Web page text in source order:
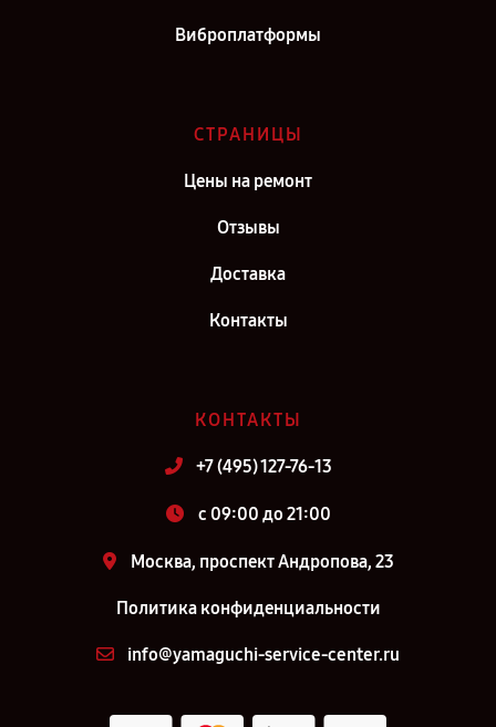
Виброплатформы
СТРАНИЦЫ
Цены на ремонт
Отзывы
Доставка
Контакты
КОНТАКТЫ
+7 (495) 127-76-13
c 09:00 до 21:00
Москва, проспект Андропова, 23
Политика конфиденциальности
info@yamaguchi-service-center.ru